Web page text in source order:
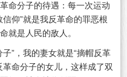
命分子的待遇：每一次运动
仰”就是我反革命的罪恶根
就是人民的敌人。
”，我的妻女就是“摘帽反革
命分子的女儿，这样成了双